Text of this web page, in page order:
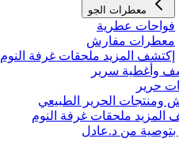
معطرات الجو
فواحات عطرية
معطرات مفارش
إكتشف المزيد ملحقات غرفة النوم
وأغطية سرير
حرير
ومنتجات الحرير الطبيعي
المزيد ملحقات غرفة النوم
بتوصية من د.عادل